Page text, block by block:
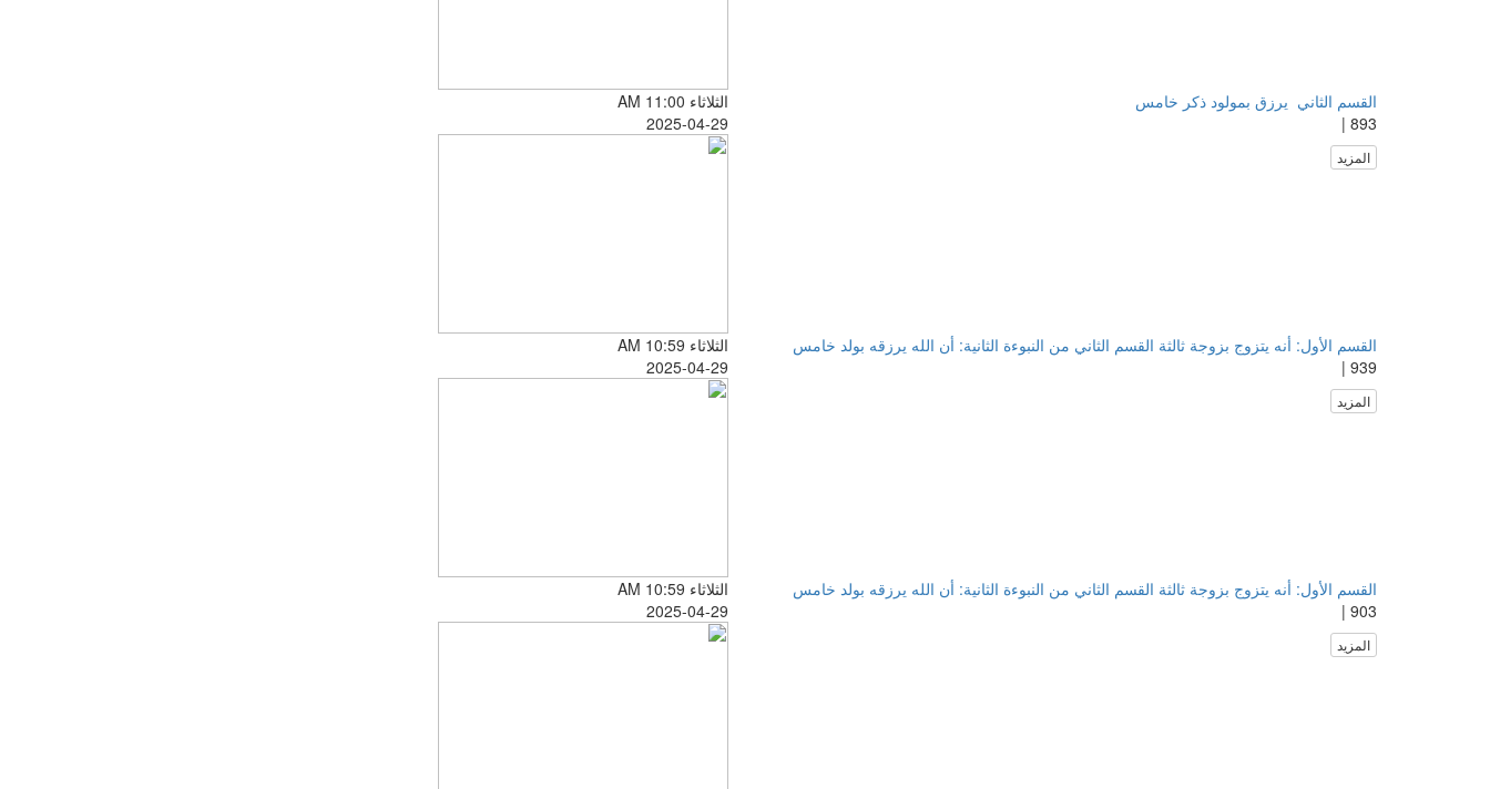
الثلاثاء AM 11:00
2025-04-29
القسم الثاني ​ يرزق بمولود ذكر خامس
893 |
المزيد
الثلاثاء AM 10:59
2025-04-29
القسم الأول: أنه يتزوج بزوجة ثالثة القسم الثاني من النبوءة الثانية: أن الله يرزقه بولد خامس
939 |
المزيد
الثلاثاء AM 10:59
2025-04-29
القسم الأول: أنه يتزوج بزوجة ثالثة القسم الثاني من النبوءة الثانية: أن الله يرزقه بولد خامس
903 |
المزيد